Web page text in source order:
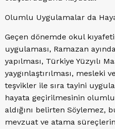
Olumlu Uygulamalar da
Geçen dönemde okul
uygulaması, Ramazan
yapılması, Türkiye Yüzyılı
yaygınlaştırılması, mesleki
teşvikler ile sıra tayini
hayata geçirilmesinin
aldığını belirten Söylemez,
mevzuat ve atama